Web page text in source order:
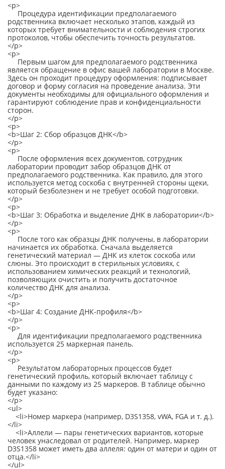
<p>
Процедура идентификации предполагаемого
родственника включает несколько этапов, каждый из
которых требует внимательности и соблюдения строгих
протоколов, чтобы обеспечить точность результатов.
</p>
<p>
Первым шагом для предполагаемого родственника
является обращение в офис вашей лаборатории в Москве.
Здесь он проходит процедуру оформления: подписывает
договор и форму согласия на проведение анализа. Эти
документы необходимы для официального оформления и
гарантируют соблюдение прав и конфиденциальности
сторон.
</p>
<p>
<b>Шаг 2: Сбор образцов ДНК</b>
</p>
<p>
После оформления всех документов, сотрудник
лаборатории проводит забор образцов ДНК от
предполагаемого родственника. Как правило, для этого
используется метод соскоба с внутренней стороны щеки,
который безболезнен и не требует особой подготовки.
</p>
<p>
<b>Шаг 3: Обработка и выделение ДНК в лаборатории</b>
</p>
<p>
После того как образцы ДНК получены, в лаборатории
начинается их обработка. Сначала выделяется
генетический материал — ДНК из клеток соскоба или
слюны. Это происходит в стерильных условиях, с
использованием химических реакций и технологий,
позволяющих очистить и получить достаточное
количество ДНК для анализа.
</p>
<p>
<b>Шаг 4: Создание ДНК-профиля</b>
</p>
<p>
Для идентификации предполагаемого родственника
используется 25 маркерная панель.
</p>
<p>
Результатом лабораторных процессов будет
генетический профиль, который включает таблицу с
данными по каждому из 25 маркеров. В таблице обычно
будет указано:
</p>
<ul>
<li>Номер маркера (например, D3S1358, vWA, FGA и т. д.).
</li>
<li>Аллели — пары генетических вариантов, которые
человек унаследовал от родителей. Например, маркер
D3S1358 может иметь два аллеля: один от матери и один от
отца.</li>
</ul>